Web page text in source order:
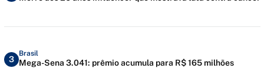
3
Brasil
Mega-Sena 3.041: prêmio acumula para R$ 165 milhões